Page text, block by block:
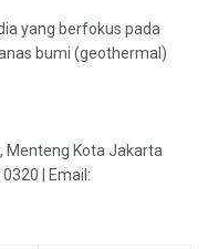
yang berfokus pada
bumi (geothermal)
Menteng Kota Jakarta
| Email: